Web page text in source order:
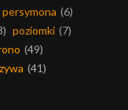
persymona (6)
poziomki (7)
(49)
(41)